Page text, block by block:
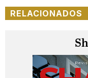
RELACIONADOS